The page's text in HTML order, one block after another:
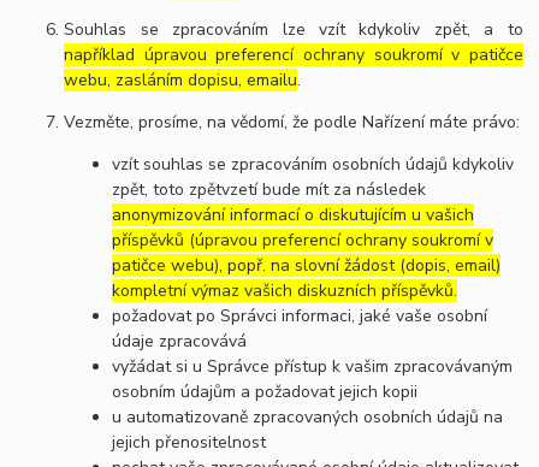
Souhlas se zpracováním lze vzít kdykoliv zpět, a to
například úpravou preferencí ochrany soukromí v patičce
webu, zasláním dopisu, emailu.
Vezměte, prosíme, na vědomí, že podle Nařízení máte právo:
vzít souhlas se zpracováním osobních údajů kdykoliv
zpět, toto zpětvzetí bude mít za následek
anonymizování informací o diskutujícím u vašich
příspěvků (úpravou preferencí ochrany soukromí v
patičce webu), popř. na slovní žádost (dopis, email)
kompletní výmaz vašich diskuzních příspěvků.
požadovat po Správci informaci, jaké vaše osobní
údaje zpracovává
vyžádat si u Správce přístup k vašim zpracovávaným
osobním údajům a požadovat jejich kopii
u automatizovaně zpracovaných osobních údajů na
jejich přenositelnost